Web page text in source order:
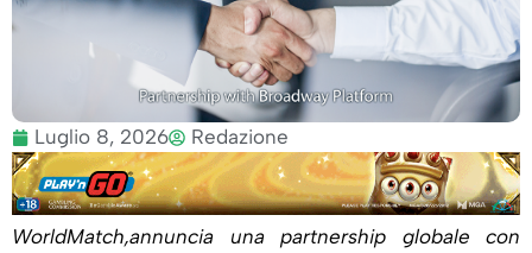
Luglio 8, 2026 Redazione
WorldMatch,annuncia una partnership globale con